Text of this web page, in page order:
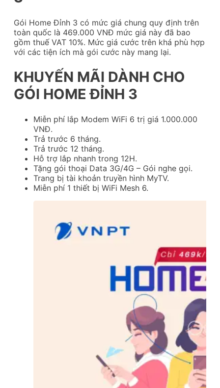
Gói Home Đỉnh 3 có mức giá chung quy định trên
toàn quốc là 469.000 VNĐ mức giá này đã bao
gồm thuế VAT 10%. Mức giá cước trên khá phù hợp
với các tiện ích mà gói cước này mang lại.
KHUYẾN MÃI DÀNH CHO
GÓI HOME ĐỈNH 3
Miễn phí lắp Modem WiFi 6 trị giá 1.000.000
VNĐ.
Trả trước 6 tháng.
Trả trước 12 tháng.
Hỗ trợ lắp nhanh trong 12H.
Tặng gói thoại Data 3G/4G – Gói nghe gọi.
Trang bị tài khoản truyền hình MyTV.
Miễn phí 1 thiết bị WiFi Mesh 6.